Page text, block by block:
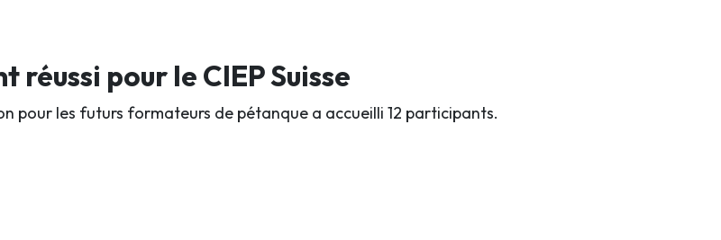
réussi pour le CIEP Suisse
pour les futurs formateurs de pétanque a accueilli 12 participants.